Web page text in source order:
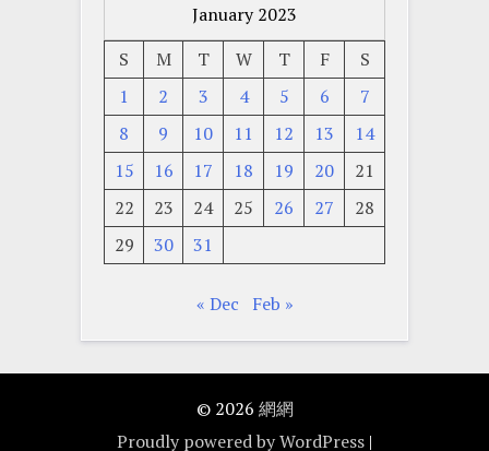
January 2023
S
M T W T F
S
1
2 3 4 5 6
7
8
9 10 11 12 13
14
15
16 17 18 19 20
21
22
23 24 25 26 27
28
29
30 31
« Dec Feb »
© 2026 網網
Proudly powered by WordPress |